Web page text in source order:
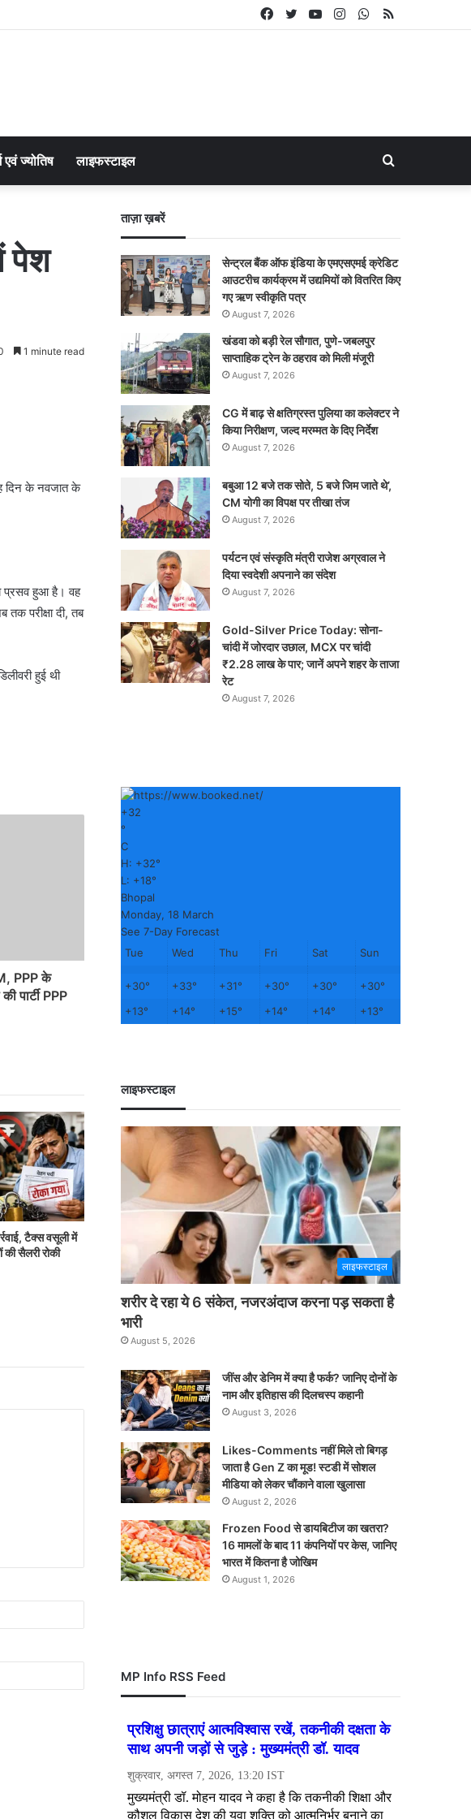
RSS
WhatsApp
Instagram
YouTube
Twitter
Facebook
एवं ज्योतिष लाइफस्टाइल Search
पेश
1 minute read
दिन के नवजात के
प्रसव हुआ है। वह
परीक्षा दी, तब
हुई थी
PPP के
पार्टी PPP
टैक्स वसूली में
की सैलरी रोकी
ताज़ा ख़बरें
सेन्ट्रल बैंक ऑफ इंडिया के एमएसएमई क्रेडिट
आउटरीच कार्यक्रम में उद्यमियों को वितरित किए
गए ऋण स्वीकृति पत्र
August 7, 2026
खंडवा को बड़ी रेल सौगात, पुणे-जबलपुर
साप्ताहिक ट्रेन के ठहराव को मिली मंजूरी
August 7, 2026
CG में बाढ़ से क्षतिग्रस्त पुलिया का कलेक्टर ने
किया निरीक्षण, जल्द मरम्मत के दिए निर्देश
August 7, 2026
बबुआ 12 बजे तक सोते, 5 बजे जिम जाते थे’,
CM योगी का विपक्ष पर तीखा तंज
August 7, 2026
पर्यटन एवं संस्कृति मंत्री राजेश अग्रवाल ने
दिया स्वदेशी अपनाने का संदेश
August 7, 2026
Gold-Silver Price Today: सोना-
चांदी में जोरदार उछाल, MCX पर चांदी
₹2.28 लाख के पार; जानें अपने शहर के ताजा
रेट
August 7, 2026
+32
°
C
H: +32°
L: +18°
Bhopal
Monday, 18 March
See 7-Day Forecast
Tue
Wed Thu Fri Sat Sun
+30° +33° +31° +30° +30° +30°
+13° +14° +15° +14° +14° +13°
लाइफस्टाइल
लाइफस्टाइल
शरीर दे रहा ये 6 संकेत, नजरअंदाज करना पड़ सकता है
भारी
August 5, 2026
जींस और डेनिम में क्या है फर्क? जानिए दोनों के
नाम और इतिहास की दिलचस्प कहानी
August 3, 2026
Likes-Comments नहीं मिले तो बिगड़
जाता है Gen Z का मूड! स्टडी में सोशल
मीडिया को लेकर चौंकाने वाला खुलासा
August 2, 2026
Frozen Food से डायबिटीज का खतरा?
16 मामलों के बाद 11 कंपनियों पर केस, जानिए
भारत में कितना है जोखिम
August 1, 2026
MP Info RSS Feed